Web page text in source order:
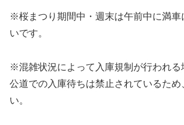
※桜まつり期間中・週末は午前中に満車
いです。
※混雑状況によって入庫規制が行われる
公道での入庫待ちは禁止されているため
い。